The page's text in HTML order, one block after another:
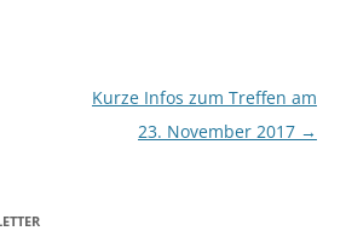
Kurze Infos zum Treffen am
23. November 2017 →